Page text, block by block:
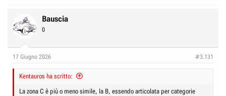
Bauscia
0
17 Giugno 2026 #3.131
Kentauros ha scritto:
La zona C è più o meno simile, la B, essendo articolata per categorie